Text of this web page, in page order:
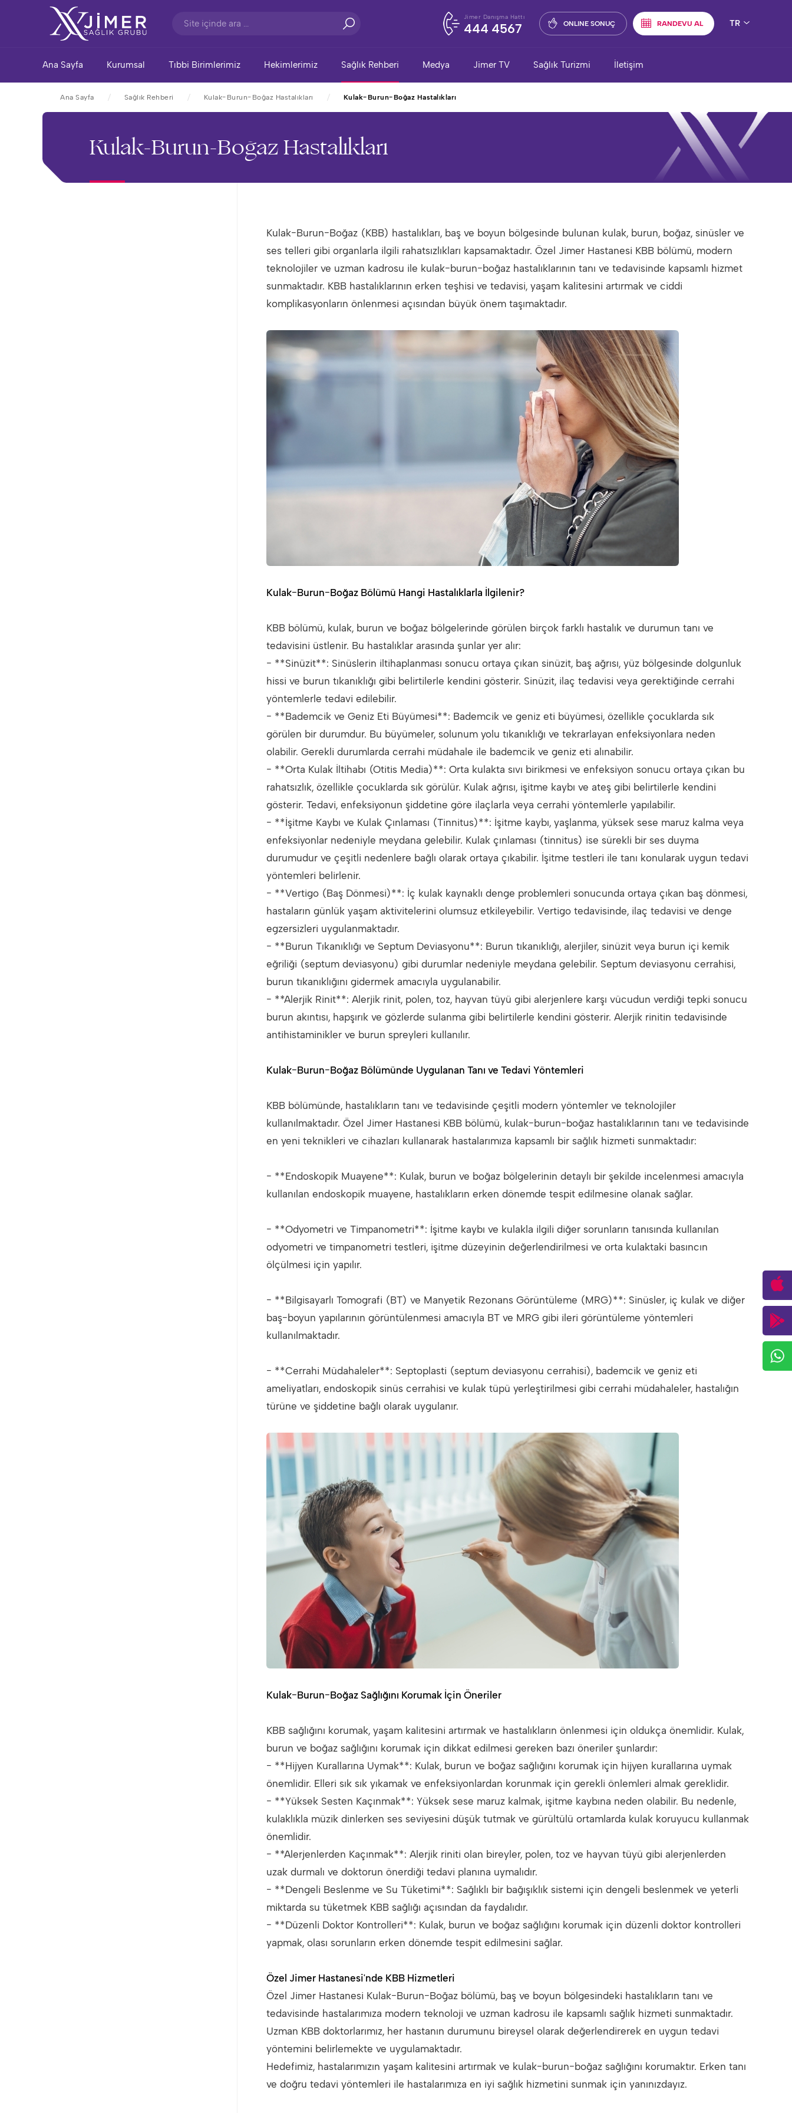
TR
RANDEVU AL
ONLINE SONUÇ
Jimer Danışma Hattı
444 4567
Ana Sayfa Kurumsal Tıbbi Birimlerimiz Hekimlerimiz Sağlık Rehberi Medya Jimer TV Sağlık Turizmi İletişim
Ana Sayfa Sağlık Rehberi Kulak-Burun-Boğaz Hastalıkları Kulak-Burun-Boğaz Hastalıkları
Kulak-Burun-Boğaz Hastalıkları
Kulak-Burun-Boğaz (KBB) hastalıkları, baş ve boyun bölgesinde bulunan kulak, burun, boğaz, sinüsler ve
ses telleri gibi organlarla ilgili rahatsızlıkları kapsamaktadır. Özel Jimer Hastanesi KBB bölümü, modern
teknolojiler ve uzman kadrosu ile kulak-burun-boğaz hastalıklarının tanı ve tedavisinde kapsamlı hizmet
sunmaktadır. KBB hastalıklarının erken teşhisi ve tedavisi, yaşam kalitesini artırmak ve ciddi
komplikasyonların önlenmesi açısından büyük önem taşımaktadır.
Kulak-Burun-Boğaz Bölümü Hangi Hastalıklarla İlgilenir?
KBB bölümü, kulak, burun ve boğaz bölgelerinde görülen birçok farklı hastalık ve durumun tanı ve
tedavisini üstlenir. Bu hastalıklar arasında şunlar yer alır:
- **Sinüzit**: Sinüslerin iltihaplanması sonucu ortaya çıkan sinüzit, baş ağrısı, yüz bölgesinde dolgunluk
hissi ve burun tıkanıklığı gibi belirtilerle kendini gösterir. Sinüzit, ilaç tedavisi veya gerektiğinde cerrahi
yöntemlerle tedavi edilebilir.
- **Bademcik ve Geniz Eti Büyümesi**: Bademcik ve geniz eti büyümesi, özellikle çocuklarda sık
görülen bir durumdur. Bu büyümeler, solunum yolu tıkanıklığı ve tekrarlayan enfeksiyonlara neden
olabilir. Gerekli durumlarda cerrahi müdahale ile bademcik ve geniz eti alınabilir.
- **Orta Kulak İltihabı (Otitis Media)**: Orta kulakta sıvı birikmesi ve enfeksiyon sonucu ortaya çıkan bu
rahatsızlık, özellikle çocuklarda sık görülür. Kulak ağrısı, işitme kaybı ve ateş gibi belirtilerle kendini
gösterir. Tedavi, enfeksiyonun şiddetine göre ilaçlarla veya cerrahi yöntemlerle yapılabilir.
- **İşitme Kaybı ve Kulak Çınlaması (Tinnitus)**: İşitme kaybı, yaşlanma, yüksek sese maruz kalma veya
enfeksiyonlar nedeniyle meydana gelebilir. Kulak çınlaması (tinnitus) ise sürekli bir ses duyma
durumudur ve çeşitli nedenlere bağlı olarak ortaya çıkabilir. İşitme testleri ile tanı konularak uygun tedavi
yöntemleri belirlenir.
- **Vertigo (Baş Dönmesi)**: İç kulak kaynaklı denge problemleri sonucunda ortaya çıkan baş dönmesi,
hastaların günlük yaşam aktivitelerini olumsuz etkileyebilir. Vertigo tedavisinde, ilaç tedavisi ve denge
egzersizleri uygulanmaktadır.
- **Burun Tıkanıklığı ve Septum Deviasyonu**: Burun tıkanıklığı, alerjiler, sinüzit veya burun içi kemik
eğriliği (septum deviasyonu) gibi durumlar nedeniyle meydana gelebilir. Septum deviasyonu cerrahisi,
burun tıkanıklığını gidermek amacıyla uygulanabilir.
- **Alerjik Rinit**: Alerjik rinit, polen, toz, hayvan tüyü gibi alerjenlere karşı vücudun verdiği tepki sonucu
burun akıntısı, hapşırık ve gözlerde sulanma gibi belirtilerle kendini gösterir. Alerjik rinitin tedavisinde
antihistaminikler ve burun spreyleri kullanılır.
Kulak-Burun-Boğaz Bölümünde Uygulanan Tanı ve Tedavi Yöntemleri
KBB bölümünde, hastalıkların tanı ve tedavisinde çeşitli modern yöntemler ve teknolojiler
kullanılmaktadır. Özel Jimer Hastanesi KBB bölümü, kulak-burun-boğaz hastalıklarının tanı ve tedavisinde
en yeni teknikleri ve cihazları kullanarak hastalarımıza kapsamlı bir sağlık hizmeti sunmaktadır:
- **Endoskopik Muayene**: Kulak, burun ve boğaz bölgelerinin detaylı bir şekilde incelenmesi amacıyla
kullanılan endoskopik muayene, hastalıkların erken dönemde tespit edilmesine olanak sağlar.
- **Odyometri ve Timpanometri**: İşitme kaybı ve kulakla ilgili diğer sorunların tanısında kullanılan
odyometri ve timpanometri testleri, işitme düzeyinin değerlendirilmesi ve orta kulaktaki basıncın
ölçülmesi için yapılır.
- **Bilgisayarlı Tomografi (BT) ve Manyetik Rezonans Görüntüleme (MRG)**: Sinüsler, iç kulak ve diğer
baş-boyun yapılarının görüntülenmesi amacıyla BT ve MRG gibi ileri görüntüleme yöntemleri
kullanılmaktadır.
- **Cerrahi Müdahaleler**: Septoplasti (septum deviasyonu cerrahisi), bademcik ve geniz eti
ameliyatları, endoskopik sinüs cerrahisi ve kulak tüpü yerleştirilmesi gibi cerrahi müdahaleler, hastalığın
türüne ve şiddetine bağlı olarak uygulanır.
Kulak-Burun-Boğaz Sağlığını Korumak İçin Öneriler
KBB sağlığını korumak, yaşam kalitesini artırmak ve hastalıkların önlenmesi için oldukça önemlidir. Kulak,
burun ve boğaz sağlığını korumak için dikkat edilmesi gereken bazı öneriler şunlardır:
- **Hijyen Kurallarına Uymak**: Kulak, burun ve boğaz sağlığını korumak için hijyen kurallarına uymak
önemlidir. Elleri sık sık yıkamak ve enfeksiyonlardan korunmak için gerekli önlemleri almak gereklidir.
- **Yüksek Sesten Kaçınmak**: Yüksek sese maruz kalmak, işitme kaybına neden olabilir. Bu nedenle,
kulaklıkla müzik dinlerken ses seviyesini düşük tutmak ve gürültülü ortamlarda kulak koruyucu kullanmak
önemlidir.
- **Alerjenlerden Kaçınmak**: Alerjik riniti olan bireyler, polen, toz ve hayvan tüyü gibi alerjenlerden
uzak durmalı ve doktorun önerdiği tedavi planına uymalıdır.
- **Dengeli Beslenme ve Su Tüketimi**: Sağlıklı bir bağışıklık sistemi için dengeli beslenmek ve yeterli
miktarda su tüketmek KBB sağlığı açısından da faydalıdır.
- **Düzenli Doktor Kontrolleri**: Kulak, burun ve boğaz sağlığını korumak için düzenli doktor kontrolleri
yapmak, olası sorunların erken dönemde tespit edilmesini sağlar.
Özel Jimer Hastanesi'nde KBB Hizmetleri
Özel Jimer Hastanesi Kulak-Burun-Boğaz bölümü, baş ve boyun bölgesindeki hastalıkların tanı ve
tedavisinde hastalarımıza modern teknoloji ve uzman kadrosu ile kapsamlı sağlık hizmeti sunmaktadır.
Uzman KBB doktorlarımız, her hastanın durumunu bireysel olarak değerlendirerek en uygun tedavi
yöntemini belirlemekte ve uygulamaktadır.
Hedefimiz, hastalarımızın yaşam kalitesini artırmak ve kulak-burun-boğaz sağlığını korumaktır. Erken tanı
ve doğru tedavi yöntemleri ile hastalarımıza en iyi sağlık hizmetini sunmak için yanınızdayız.